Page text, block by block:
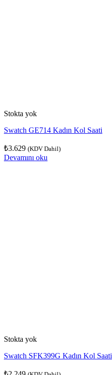
Stokta yok
Swatch GE714 Kadın Kol Saati
₺3.629 (KDV Dahil)
Devamını oku
Stokta yok
Swatch SFK399G Kadın Kol Saati